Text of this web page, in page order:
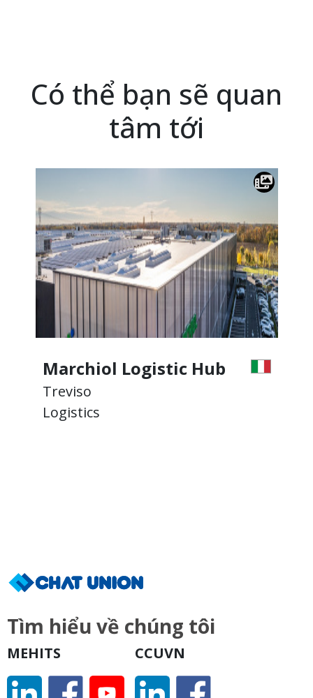
Có thể bạn sẽ quan
tâm tới
Marchiol Logistic Hub
Treviso
Logistics
Tìm hiểu về chúng tôi
MEHITS CCUVN